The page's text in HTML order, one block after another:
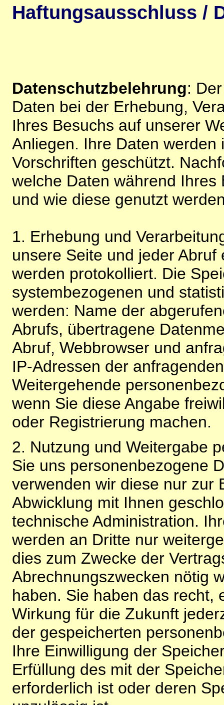
Haftungsausschluss /
Datenschutzbelehrung:
Daten bei der Erhebung,
Ihres Besuchs auf unserer
Anliegen. Ihre Daten
Vorschriften geschützt.
welche Daten während
und wie diese genutzt
1. Erhebung und
unsere Seite und jeder
werden protokolliert. Die
systembezogenen und
werden: Name der
Abrufs, übertragene
Abruf, Webbrowser und
IP-Adressen der
Weitergehende
wenn Sie diese Angabe
oder Registrierung machen.
2. Nutzung und Weitergabe
Sie uns personenbezogene
verwenden wir diese nur zur
Abwicklung mit Ihnen
technische Administration.
werden an Dritte nur
dies zum Zwecke der
Abrechnungszwecken nötig
haben. Sie haben das recht,
Wirkung für die Zukunft
der gespeicherten
Ihre Einwilligung der
Erfüllung des mit der
erforderlich ist oder deren